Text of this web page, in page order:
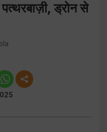
ड्रोन से